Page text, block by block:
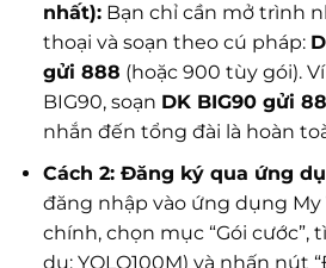
nhất):Bạn chỉ cần mở trình
thoại và soạn theo cú pháp:
gửi 888 (hoặc 900 tùy gói).
BIG90, soạn DK BIG90 gửi
nhắn đến tổng đài là hoàn
Cách 2: Đăng ký qua ứng
đăng nhập vào ứng dụng My
chính, chọn mục “Gói cước”,
dụ: YOLO100M) và nhấn nút